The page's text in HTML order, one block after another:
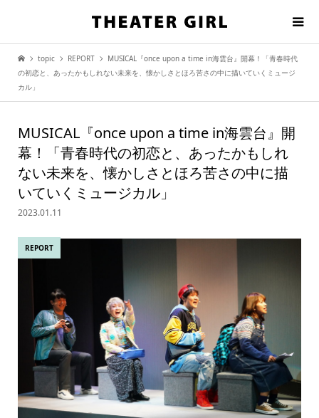
topic REPORT
MUSICAL『once upon a time in海雲台』開幕！「青春時代
の初恋と、あったかもしれない未来を、懐かしさとほろ苦さの中に描いていくミュージ
カル」
MUSICAL『once upon a time in海雲台』開
幕！「青春時代の初恋と、あったかもしれ
ない未来を、懐かしさとほろ苦さの中に描
いていくミュージカル」
2023.01.11
REPORT